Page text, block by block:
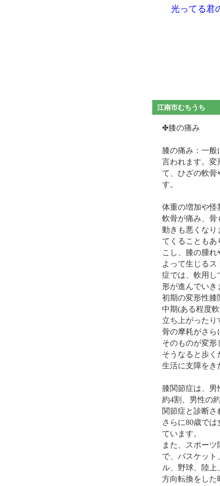
光ってる君
江南市むちうち
✤膝の痛み
膝の痛み：一般
言われます。変
て、ひざの軟骨
す。
体重の増加や怪
軟骨が痛み、骨
動きも悪くなり
てくることもあ
こし、膝の腫
よって生じる
症では、軟用し
形が進んでいき
初期の変形性膝
中期(ある程度
立ち上がったり
骨の摩耗がさら
そのものが変形
そうなると歩く
生活に支障をき
膝関節症は、男
約4割、男性の
関節症と診断さ
さらに80歳で
ています。
また、スポー
で、バスケット
ル、野球、陸
方向転換をした